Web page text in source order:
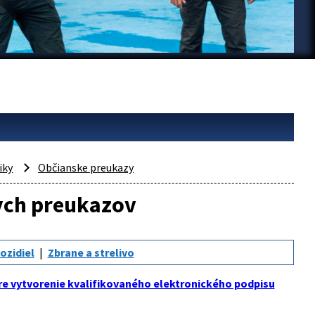
Občianske preukazy
preukazov
Zbrane a strelivo
vytvorenie kvalifikovaného elektronického podpisu